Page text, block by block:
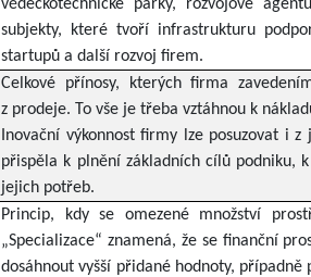
vědeckotechnické parky, rozvojové
subjekty, které tvoří infrastrukturu
startupů a další rozvoj firem.
Celkové přínosy, kterých firma
z prodeje. To vše je třeba vztáhnou k
Inovační výkonnost firmy lze posuzovat i
přispěla k plnění základních cílů podniku,
jejich potřeb.
Princip, kdy se omezené množství
„Specializace“ znamená, že se finanční
dosáhnout vyšší přidané hodnoty,